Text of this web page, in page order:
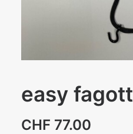
easy fagott
CHF 77.00